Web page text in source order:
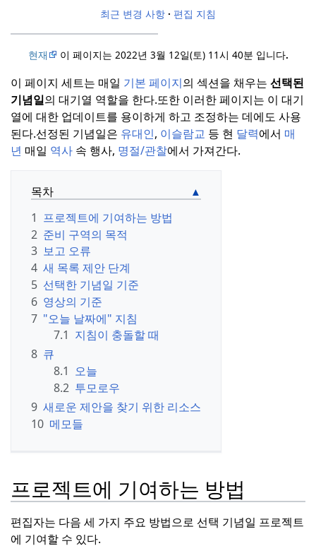
최근 변경 사항 · 편집 지침
현재 이 페이지는 2022년 3월 12일(토) 11시 40분 입니다.
이 페이지 세트는 매일 기본 페이지의 섹션을 채우는 선택된
기념일의 대기열 역할을 한다.또한 이러한 페이지는 이 대기
열에 대한 업데이트를 용이하게 하고 조정하는 데에도 사용
된다.선정된 기념일은 유대인, 이슬람교 등 현 달력에서 매
년 매일 역사 속 행사, 명절/관찰에서 가져간다.
목차
1 프로젝트에 기여하는 방법
2 준비 구역의 목적
3 보고 오류
4 새 목록 제안 단계
5 선택한 기념일 기준
6 영상의 기준
7 "오늘 날짜에" 지침
7.1 지침이 충돌할 때
8 큐
8.1 오늘
8.2 투모로우
9 새로운 제안을 찾기 위한 리소스
10 메모들
프로젝트에 기여하는 방법
편집자는 다음 세 가지 주요 방법으로 선택 기념일 프로젝트
에 기여할 수 있다.